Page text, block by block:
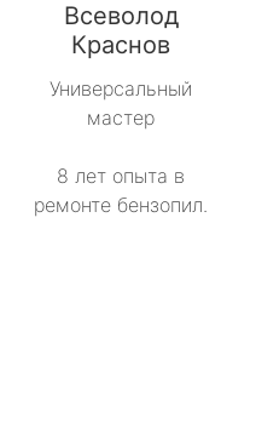
Всеволод
Краснов
Универсальный
мастер
8 лет опыта в
ремонте бензопил.